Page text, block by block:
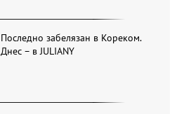
Последно забелязан в Кореком.
Днес – в JULIANY